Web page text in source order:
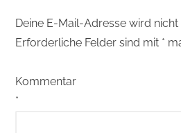
Deine E-Mail-Adresse wird
Erforderliche Felder sind mit *
Kommentar
*